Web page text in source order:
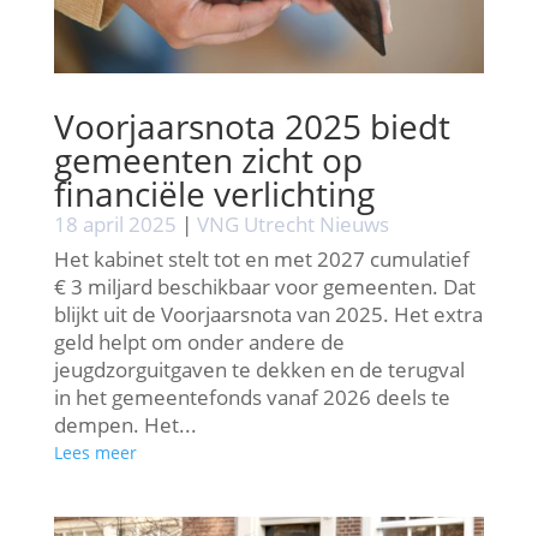
Voorjaarsnota 2025 biedt
gemeenten zicht op
financiële verlichting
18 april 2025 | VNG Utrecht Nieuws
Het kabinet stelt tot en met 2027 cumulatief
€ 3 miljard beschikbaar voor gemeenten. Dat
blijkt uit de Voorjaarsnota van 2025. Het extra
geld helpt om onder andere de
jeugdzorguitgaven te dekken en de terugval
in het gemeentefonds vanaf 2026 deels te
dempen. Het...
Lees meer